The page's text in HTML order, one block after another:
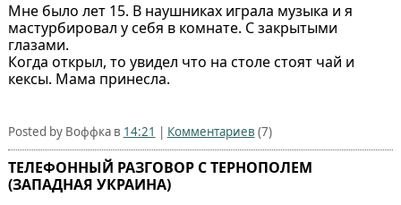
Мне было лет 15. В наушниках играла музыка и я
мастурбировал у себя в комнате. С закрытыми
глазами.
Когда открыл, то увидел что на столе стоят чай и
кексы. Мама принесла.
Posted by Воффка в 14:21 | Комментариев (7)
ТЕЛЕФОННЫЙ РАЗГОВОР С ТЕРНОПОЛЕМ
(ЗАПАДНАЯ УКРАИНА)